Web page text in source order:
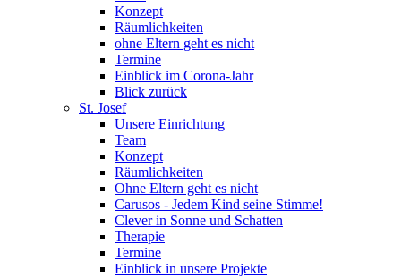
Konzept
Räumlichkeiten
ohne Eltern geht es nicht
Termine
Einblick im Corona-Jahr
Blick zurück
St. Josef
Unsere Einrichtung
Team
Konzept
Räumlichkeiten
Ohne Eltern geht es nicht
Carusos - Jedem Kind seine Stimme!
Clever in Sonne und Schatten
Therapie
Termine
Einblick in unsere Projekte